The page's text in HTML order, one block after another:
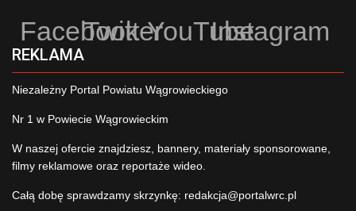
Facebook
TwitterYouTubeInstagram
REKLAMA
Niezależny Portal Powiatu Wągrowieckiego
Nr 1 w Powiecie Wągrowieckim
W naszej ofercie znajdziesz, bannery, materiały sponsorowane,
filmy reklamowe oraz reportaże wideo.
Całą dobę sprawdzamy skrzynkę: redakcja@portalwrc.pl